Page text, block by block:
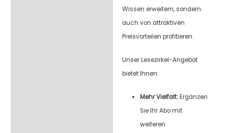
Wissen erweitern, sondern
auch von attraktiven
Preisvorteilen profitieren.
Unser Lesezirkel-Angebot
bietet Ihnen:
Mehr Vielfalt:Ergänzen
Sie Ihr Abo mit
weiteren